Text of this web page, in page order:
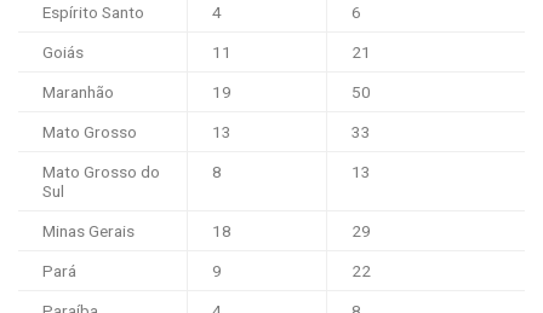
Espírito Santo 4 6
Goiás 11 21
Maranhão 19 50
Mato Grosso 13 33
Mato Grosso do
Sul
8 13
Minas Gerais 18 29
Pará 9 22